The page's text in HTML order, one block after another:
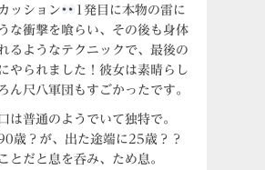
ッション
1発目に本物の雷に
な衝撃を喰らい、その後も身体
るようなテクニックで、最後の
やられました！彼女は素晴らし
ん尺八軍団もすごかったです。
は普通のようでいて独特で。
歳？が、出た途端に25歳？？
とだと息を呑み、ため息。